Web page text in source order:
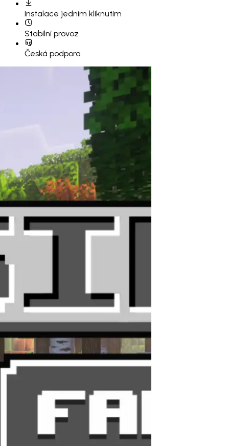
Instalace jedním kliknutím
Stabilní provoz
Česká podpora